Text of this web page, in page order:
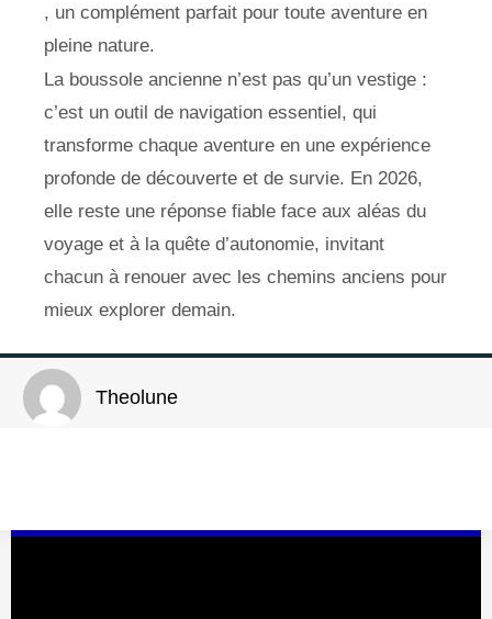
, un complément parfait pour toute aventure en
pleine nature.
La boussole ancienne n’est pas qu’un vestige :
c’est un outil de navigation essentiel, qui
transforme chaque aventure en une expérience
profonde de découverte et de survie. En 2026,
elle reste une réponse fiable face aux aléas du
voyage et à la quête d’autonomie, invitant
chacun à renouer avec les chemins anciens pour
mieux explorer demain.
Theolune